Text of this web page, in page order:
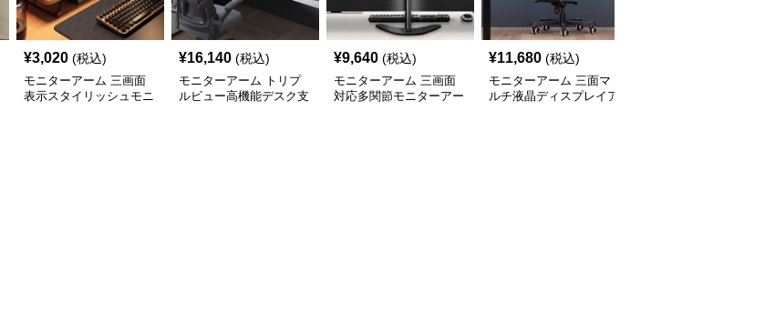
¥3,020 (税込)
モニターアーム 三画面
表示スタイリッシュモニ
¥16,140 (税込)
モニターアーム トリプ
ルビュー高機能デスク支
¥9,640 (税込)
モニターアーム 三画面
対応多関節モニターアー
¥11,680 (税込)
モニターアーム 三面マ
ルチ液晶ディスプレイア